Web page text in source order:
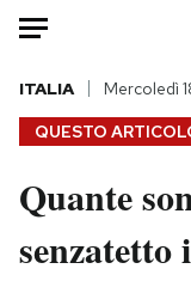
HOME
Italia
Politica
QUESTO
ITALIA Mercoledì
Quante